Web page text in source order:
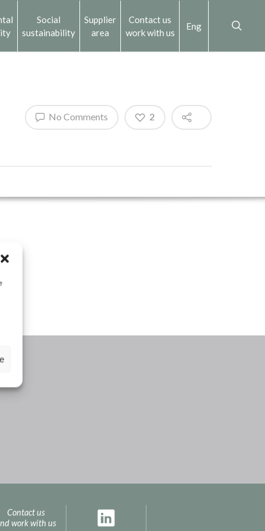
Social
sustainability
Supplier
area
Contact us
work with us
Eng
No Comments 2
Contact us
work with us